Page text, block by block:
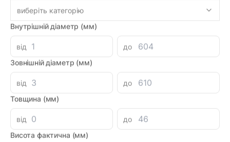
виберіть категорію
Внутрішній діаметр (мм)
від
до
Зовнішній діаметр (мм)
від
до
Товщина (мм)
від
до
Висота фактична (мм)
- +
Знайшли дешевше?
134.48 при замовленні на загальну сумму 1000 грн.
Аналоги
Кольцо поршня 48x56x4
180 грн
DR110